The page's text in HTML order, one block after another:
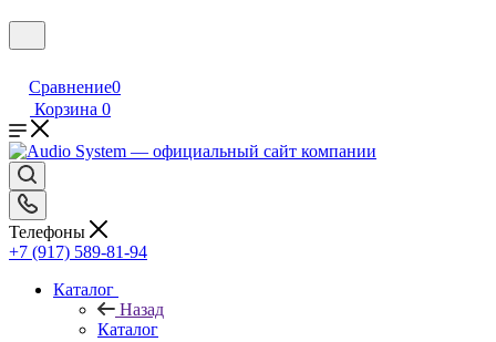
Сравнение0
Корзина 0
Телефоны
+7 (917) 589-81-94
Каталог
Назад
Каталог